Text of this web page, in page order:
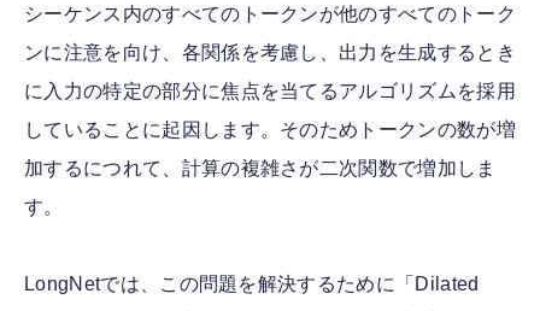
シーケンス内のすべてのトークンが他のすべてのトーク
ンに注意を向け、各関係を考慮し、出力を生成するとき
に入力の特定の部分に焦点を当てるアルゴリズムを採用
していることに起因します。そのためトークンの数が増
加するにつれて、計算の複雑さが二次関数で増加しま
す。
LongNetでは、この問題を解決するために「Dilated